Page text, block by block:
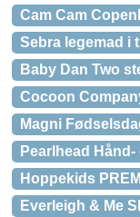
Cam Cam
Sebra legemad i
Baby Dan Two
Cocoon
Magni
Pearlhead
Hoppekids
Everleigh & Me